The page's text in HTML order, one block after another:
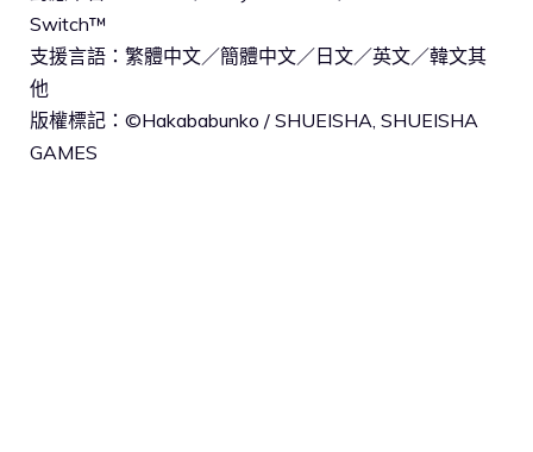
Switch™
支援言語：繁體中文／簡體中文／日文／英文／韓文其
他
版權標記：©Hakababunko / SHUEISHA, SHUEISHA
GAMES